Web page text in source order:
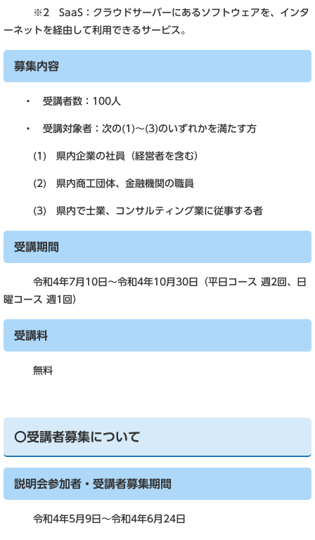
※2 SaaS：クラウドサーバーにあるソフトウェアを、インタ
ーネットを経由して利用できるサービス。
募集内容
・ 受講者数：100人
・ 受講対象者：次の(1)～(3)のいずれかを満たす方
(1) 県内企業の社員（経営者を含む）
(2) 県内商工団体、金融機関の職員
(3) 県内で士業、コンサルティング業に従事する者
受講期間
令和4年7月10日～令和4年10月30日（平日コース 週2回、日
曜コース 週1回）
受講料
無料
〇受講者募集について
説明会参加者・受講者募集期間
令和4年5月9日～令和4年6月24日